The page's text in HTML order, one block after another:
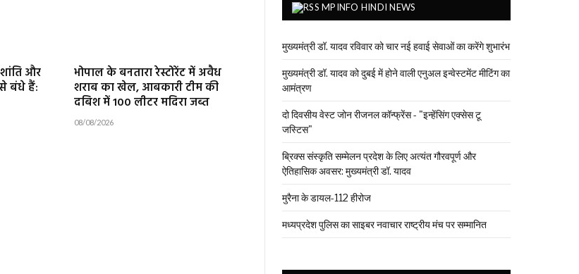
और
बंधे हैं:
भोपाल के बनतारा रेस्टोरेंट में अवैध
शराब का खेल, आबकारी टीम की
दबिश में 100 लीटर मदिरा जब्त
08/08/2026
MPINFO HINDI NEWS
मुख्यमंत्री डॉ. यादव रविवार को चार नई हवाई सेवाओं का करेंगे शुभारंभ
मुख्यमंत्री डॉ. यादव को दुबई में होने वाली एनुअल इन्वेस्टमेंट मीटिंग का
आमंत्रण
दो दिवसीय वेस्ट जोन रीजनल कॉन्फ्रेंस - "इन्हेंसिंग एक्सेस टू
जस्टिस"
ब्रिक्स संस्कृति सम्मेलन प्रदेश के लिए अत्यंत गौरवपूर्ण और
ऐतिहासिक अवसर: मुख्यमंत्री डॉ. यादव
मुरैना के डायल-112 हीरोज
मध्यप्रदेश पुलिस का साइबर नवाचार राष्ट्रीय मंच पर सम्मानित